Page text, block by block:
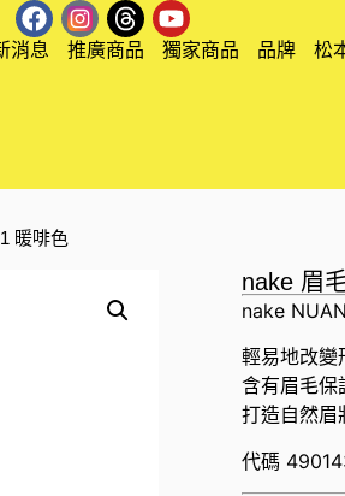
消息 推廣商品 獨家商品 品牌 松
暖啡色
nake 眉
nake
輕易地改變
含有眉毛保
打造自然眉
代碼